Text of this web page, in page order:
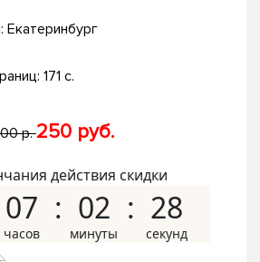
Екатеринбург
171 с.
р.250 руб.
действия скидки
07 02 27